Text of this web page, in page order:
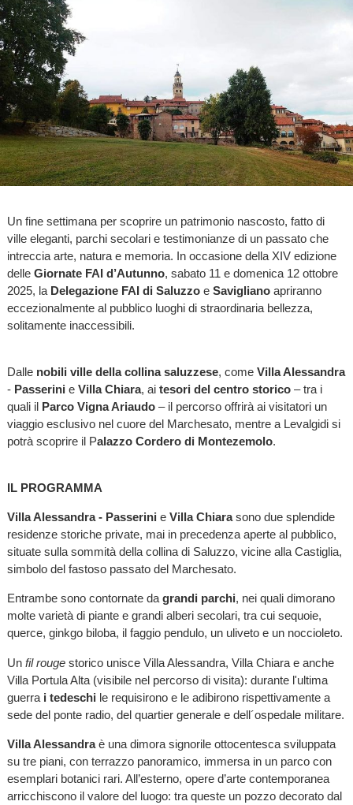
Un fine settimana per scoprire un patrimonio nascosto, fatto di
ville eleganti, parchi secolari e testimonianze di un passato che
intreccia arte, natura e memoria. In occasione della XIV edizione
delle Giornate FAI d’Autunno, sabato 11 e domenica 12 ottobre
2025, la Delegazione FAI di Saluzzoe Saviglianoapriranno
eccezionalmente al pubblico luoghi di straordinaria bellezza,
solitamente inaccessibili.
Dalle nobili ville della collina saluzzese, come Villa Alessandra
-Passerini e Villa Chiara, ai tesori del centro storico– tra i
quali il Parco Vigna Ariaudo– il percorso offrirà ai visitatori un
viaggio esclusivo nel cuore del Marchesato, mentre a Levalgidi si
potrà scoprire il Palazzo Cordero di Montezemolo.
IL PROGRAMMA
Villa Alessandra - Passerini e Villa Chiarasono due splendide
residenze storiche private, mai in precedenza aperte al pubblico,
situate sulla sommità della collina di Saluzzo, vicine alla Castiglia,
simbolo del fastoso passato del Marchesato.
Entrambe sono contornate dagrandi parchi, nei quali dimorano
molte varietà di piante e grandi alberi secolari, tra cui sequoie,
querce, ginkgo biloba, il faggio pendulo, un uliveto e un noccioleto.
Un fil rougestorico unisce Villa Alessandra, Villa Chiara e anche
Villa Portula Alta (visibile nel percorso di visita): durante l'ultima
guerra i tedeschi le requisirono e le adibirono rispettivamente a
sede del ponte radio, del quartier generale e dell´ospedale militare.
Villa Alessandraè una dimora signorile ottocentesca sviluppata
su tre piani, con terrazzo panoramico, immersa in un parco con
esemplari botanici rari. All’esterno, opere d’arte contemporanea
arricchiscono il valore del luogo: tra queste un pozzo decorato dal